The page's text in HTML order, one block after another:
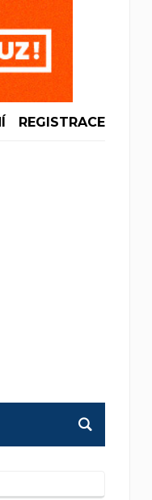
REGISTRACE